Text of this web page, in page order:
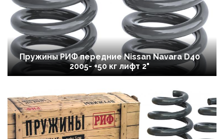
Пружины РИФ передние Nissan Navara D40
2005- +50 кг лифт 2"